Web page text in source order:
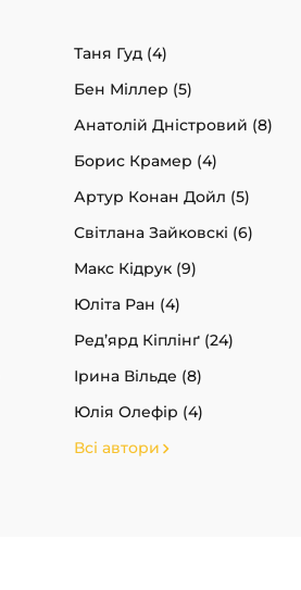
Таня Гуд (4)
Бен Міллер (5)
Анатолій Дністровий (8)
Борис Крамер (4)
Артур Конан Дойл (5)
Світлана Зайковскі (6)
Макс Кідрук (9)
Юліта Ран (4)
Ред’ярд Кіплінґ (24)
Ірина Вільде (8)
Юлія Олефір (4)
Всі автори